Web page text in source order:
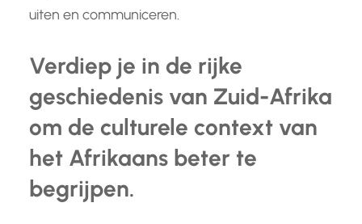
uiten en communiceren.
Verdiep je in de rijke
geschiedenis van Zuid-Afrika
om de culturele context van
het Afrikaans beter te
begrijpen.